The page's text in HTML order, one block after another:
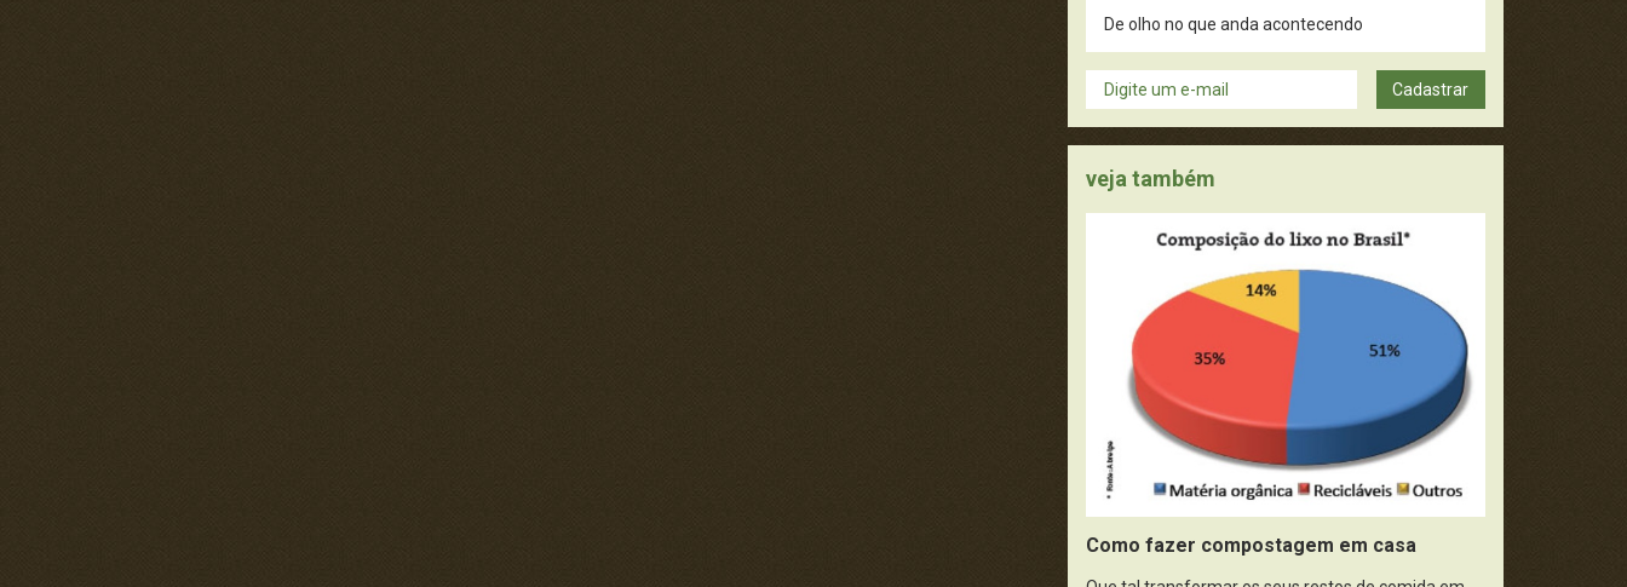
De olho no que anda acontecendo
Dicas úteis
Filmes, Livros e Música
Fotografia
Guru dos curiosos
Meio Ambiente e Sustentabilidade
Moda e Estética
Mundo Vivo
Política, Economia e Legislação
Cadastrar
veja também
Como fazer compostagem em casa